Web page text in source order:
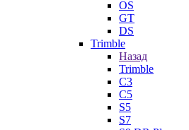
OS
GT
DS
Trimble
Назад
Trimble
C3
C5
S5
S7